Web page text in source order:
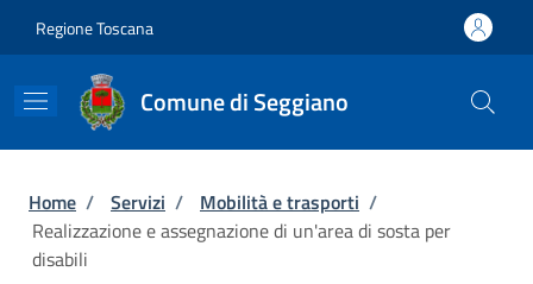
Regione Toscana
Comune di Seggiano
Briciole di pane
Home / Servizi / Mobilità e trasporti /
Realizzazione e assegnazione di un'area di sosta per
disabili